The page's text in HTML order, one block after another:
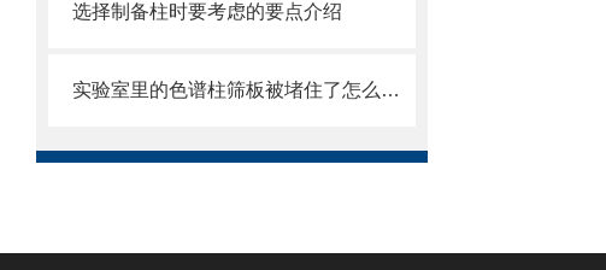
选择制备柱时要考虑的要点介绍
实验室里的色谱柱筛板被堵住了怎么办？这些方法帮你解决